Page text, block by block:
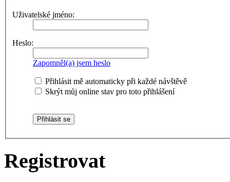
Uživatelské jméno:
Heslo:
Zapomněl(a) jsem heslo
Přihlásit mě automaticky při každé návštěvě
Skrýt můj online stav pro toto přihlášení
Registrovat